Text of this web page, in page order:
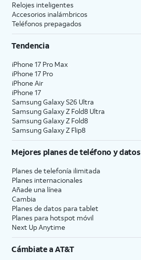
Relojes inteligentes
Accesorios inalámbricos
Teléfonos prepagados
Tendencia
iPhone 17 Pro Max
iPhone 17 Pro
iPhone Air
iPhone 17
Samsung Galaxy S26 Ultra
Samsung Galaxy Z Fold8 Ultra
Samsung Galaxy Z Fold8
Samsung Galaxy Z Flip8
Mejores planes de teléfono y datos
Planes de telefonía ilimitada
Planes internacionales
Añade una línea
Cambia
Planes de datos para tablet
Planes para hotspot móvil
Next Up Anytime
Cámbiate aAT&T